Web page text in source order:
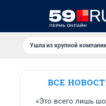
Ушла из крупной
ВСЕ
«Это всего лишь